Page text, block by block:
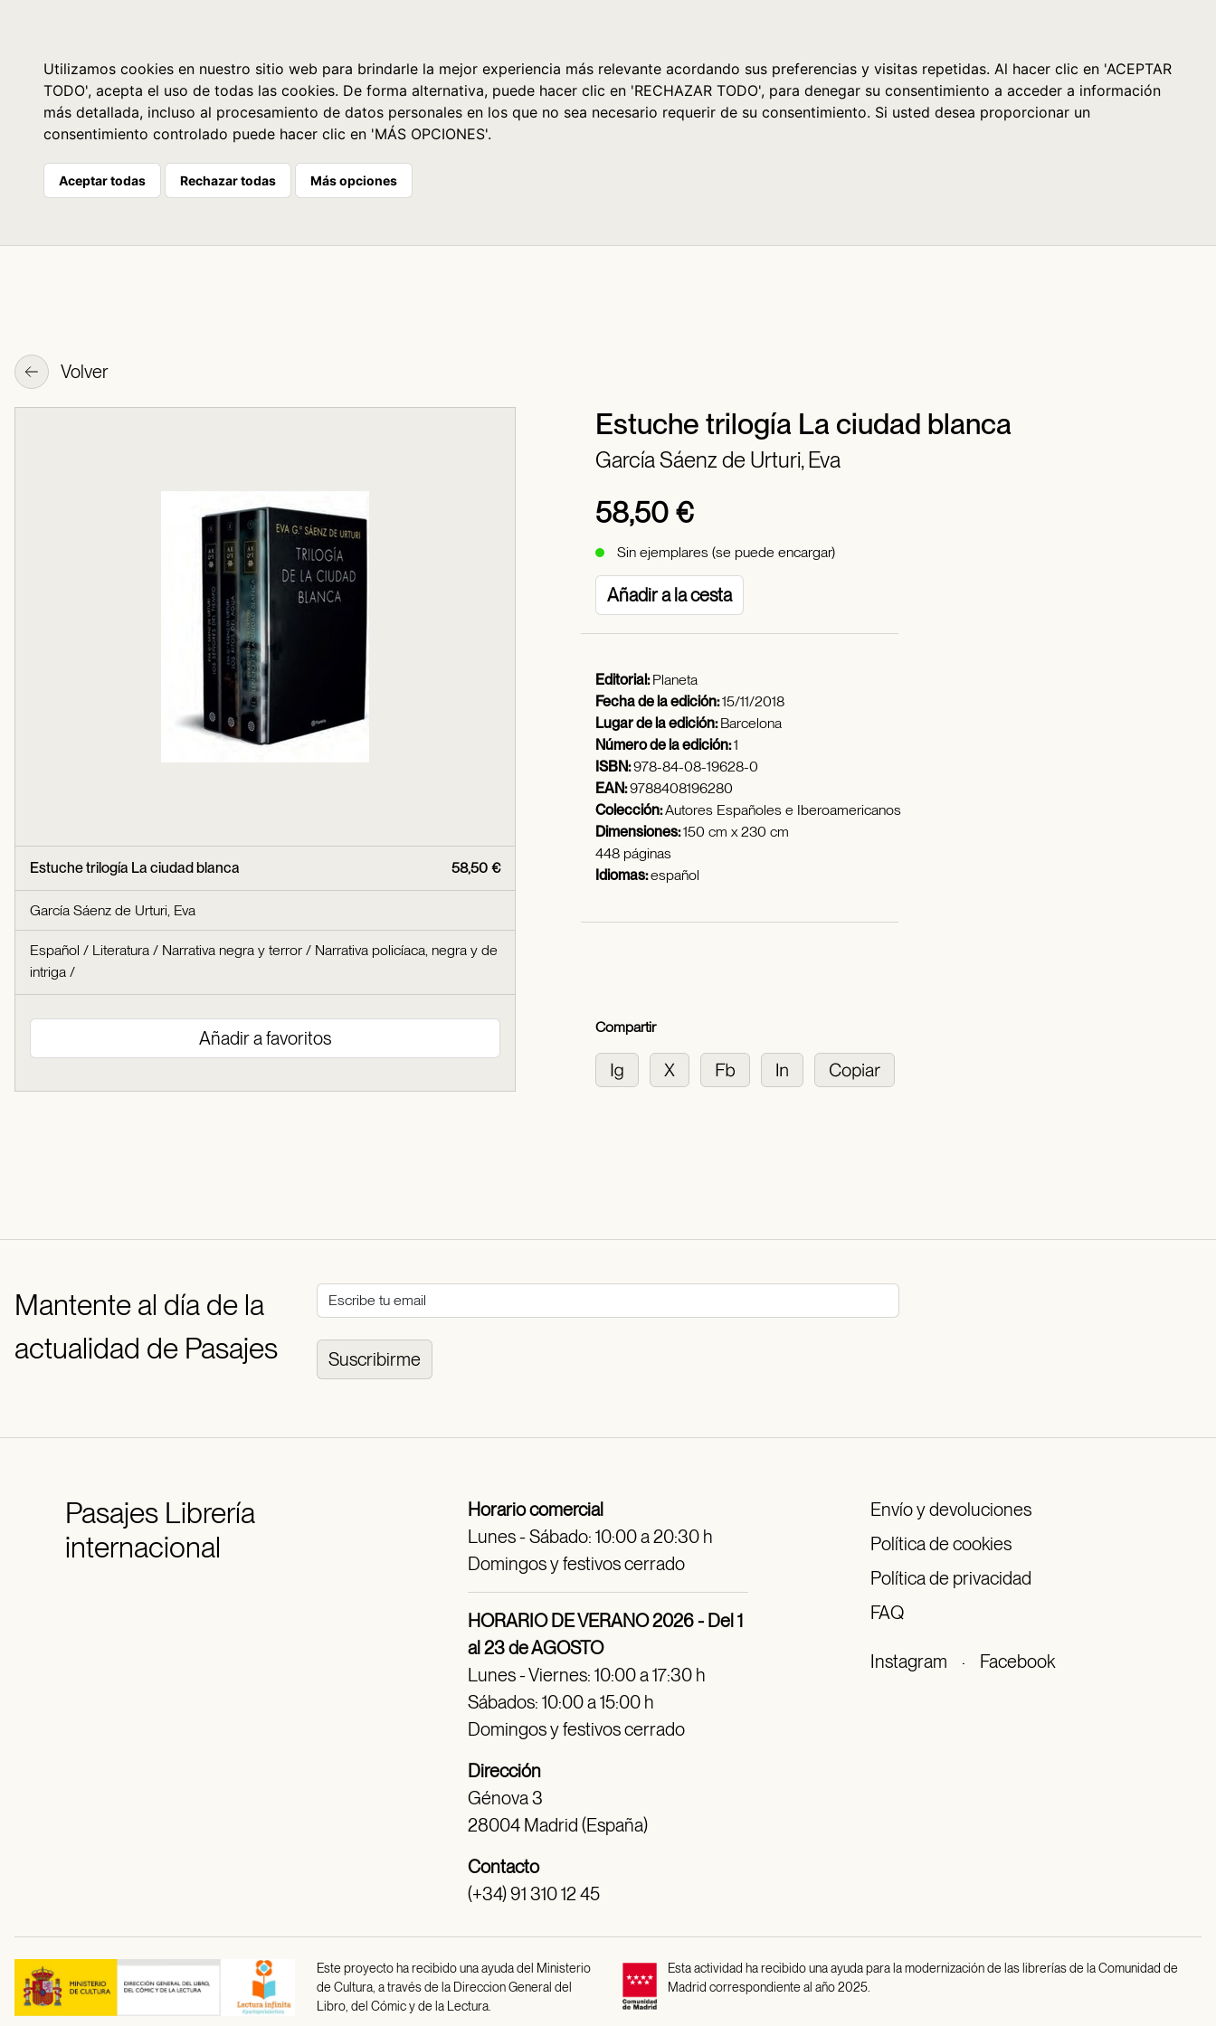
Utilizamos cookies en nuestro sitio web para brindarle la mejor experiencia más relevante acordando sus preferencias y visitas repetidas. Al hacer clic en 'ACEPTAR
TODO', acepta el uso de todas las cookies. De forma alternativa, puede hacer clic en 'RECHAZAR TODO', para denegar su consentimiento a acceder a información
más detallada, incluso al procesamiento de datos personales en los que no sea necesario requerir de su consentimiento. Si usted desea proporcionar un
consentimiento controlado puede hacer clic en 'MÁS OPCIONES'.
Aceptar todas Rechazar todas Más opciones
Volver
Estuche trilogía La ciudad blanca
García Sáenz de Urturi, Eva
58,50 €
Sin ejemplares (se puede encargar)
Añadir a la cesta
58,50 €
Estuche trilogía La ciudad blanca
García Sáenz de Urturi, Eva
Español / Literatura / Narrativa negra y terror / Narrativa policíaca, negra y de
intriga /
Añadir a favoritos
Editorial:Planeta
Fecha de la edición:15/11/2018
Lugar de la edición:Barcelona
Número de la edición:1
ISBN:978-84-08-19628-0
EAN:9788408196280
Colección:Autores Españoles e Iberoamericanos
Dimensiones:150 cm x 230 cm
448 páginas
Idiomas:español
Compartir
Mantente al día de la
actualidad de Pasajes
Suscribirme
PasajesLibrería
internacional
Horario comercial
Lunes - Sábado: 10:00 a 20:30 h
Domingos y festivos cerrado
HORARIO DE VERANO 2026 - Del 1
al 23 de AGOSTO
Lunes - Viernes: 10:00 a 17:30 h
Sábados: 10:00 a 15:00 h
Domingos y festivos cerrado
Dirección
Génova 3
28004 Madrid (España)
Contacto
(+34) 91 310 12 45
Envío y devoluciones
Política de cookies
Política de privacidad
FAQ
Instagram · Facebook
Este proyecto ha recibido una ayuda del Ministerio
de Cultura, a través de la Direccion General del
Libro, del Cómic y de la Lectura.
Esta actividad ha recibido una ayuda para la modernización de las librerías de la Comunidad de
Madrid correspondiente al año 2025.